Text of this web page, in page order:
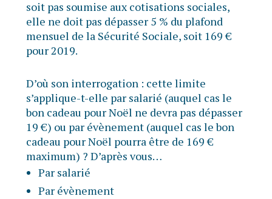
soit pas soumise aux cotisations sociales,
elle ne doit pas dépasser 5 % du plafond
mensuel de la Sécurité Sociale, soit 169 €
pour 2019.
D’où son interrogation : cette limite
s’applique-t-elle par salarié (auquel cas le
bon cadeau pour Noël ne devra pas dépasser
19 €) ou par évènement (auquel cas le bon
cadeau pour Noël pourra être de 169 €
maximum) ? D’après vous…
Par salarié
Par évènement